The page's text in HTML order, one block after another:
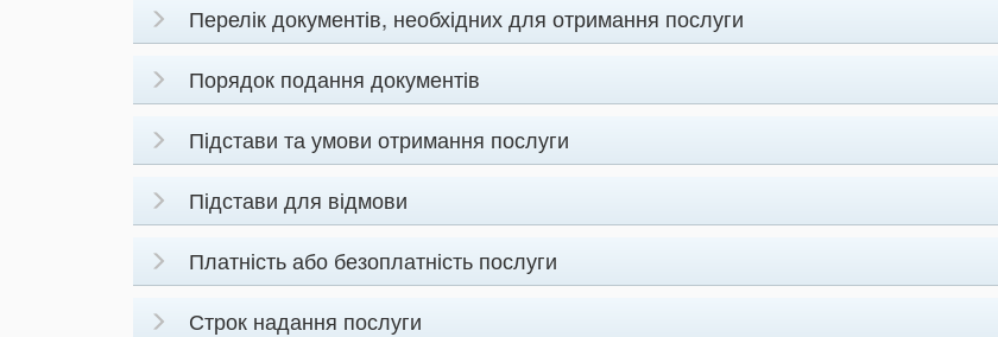
Перелік документів, необхідних для отримання послуги
Порядок подання документів
Підстави та умови отримання послуги
Підстави для відмови
Платність або безоплатність послуги
Строк надання послуги